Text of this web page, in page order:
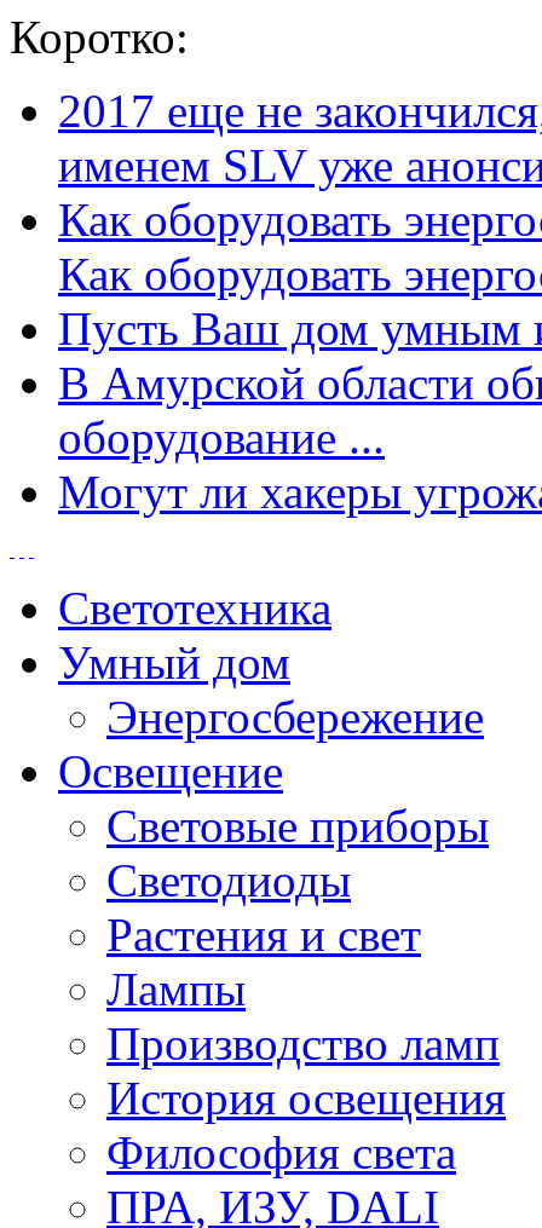
Коротко:
2017 еще не
именем SLV уже
Как оборудовать
Как оборудовать
Пусть Ваш дом умным
В Амурской области
оборудование ...
Могут ли хакеры
Светотехника
Умный дом
Энергосбережение
Освещение
Световые приборы
Светодиоды
Растения и свет
Лампы
Производство ламп
История освещения
Философия света
ПРА, ИЗУ, DALI